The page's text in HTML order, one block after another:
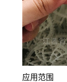
应用范围